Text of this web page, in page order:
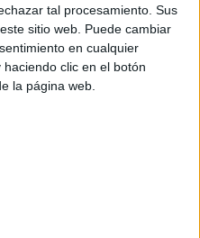
tal procesamiento. Sus
sitio web. Puede cambiar
en cualquier
clic en el botón
la página web.
hacia su hijo.
un fijo en las
laselección de Marruecos
hecho que los técnicos